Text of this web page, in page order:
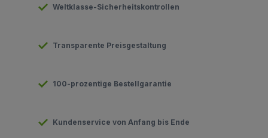
Weltklasse-Sicherheitskontrollen
Transparente Preisgestaltung
100-prozentige Bestellgarantie
Kundenservice von Anfang bis Ende